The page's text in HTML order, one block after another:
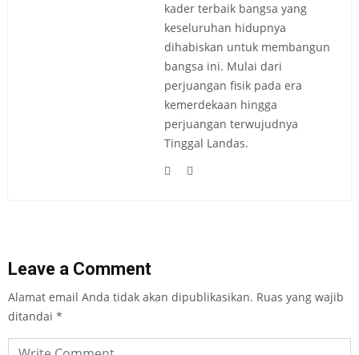
kader terbaik bangsa yang
keseluruhan hidupnya
dihabiskan untuk membangun
bangsa ini. Mulai dari
perjuangan fisik pada era
kemerdekaan hingga
perjuangan terwujudnya
Tinggal Landas.
Leave a Comment
Alamat email Anda tidak akan dipublikasikan. Ruas yang wajib
ditandai *